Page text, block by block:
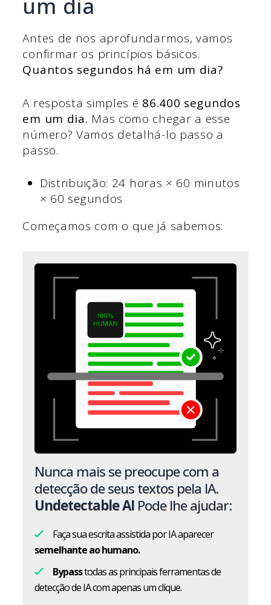
um dia
Antes de nos aprofundarmos, vamos
confirmar os princípios básicos.
Quantos segundos há em um dia?
A resposta simples é 86.400 segundos
em um dia. Mas como chegar a esse
número? Vamos detalhá-lo passo a
passo.
Distribuição: 24 horas × 60 minutos
× 60 segundos
Começamos com o que já sabemos:
Nunca mais se preocupe com a
detecção de seus textos pela IA.
Undetectable AI Pode lhe ajudar:
Faça sua escrita assistida por IA aparecer
semelhante ao humano.
Bypasstodas as principais ferramentas de
detecção de IA com apenas um clique.